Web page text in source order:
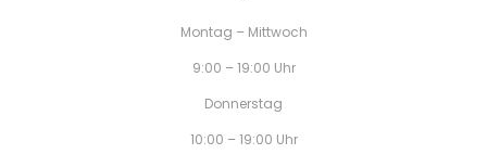
Montag – Mittwoch
9:00 – 19:00 Uhr
Donnerstag
10:00 – 19:00 Uhr